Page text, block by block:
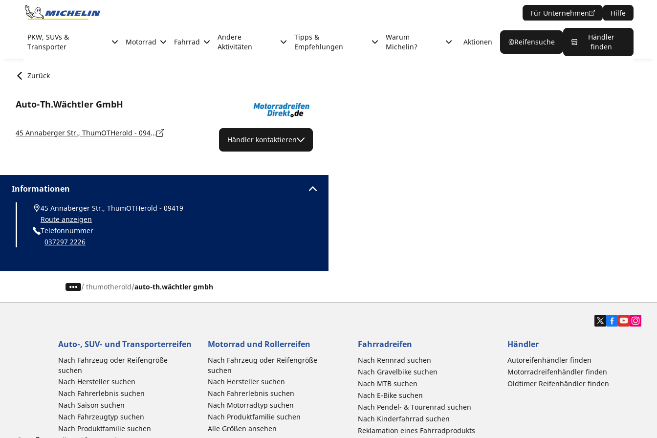
Go to page content
Für Unternehmen Hilfe
PKW, SUVs &
Transporter
Motorrad Fahrrad
Andere
Aktivitäten
Tipps &
Empfehlungen
Warum
Michelin?
Aktionen Reifensuche
Händler
finden
Zurück
Auto-Th.Wächtler GmbH
45 Annaberger Str., ThumOTHerold - 09419
Händler kontaktieren
Informationen
45 Annaberger Str., ThumOTHerold - 09419
Route anzeigen
Telefonnummer
037297 2226
/ thumotherold auto-th.wächtler gmbh
Auto-, SUV- und Transporterreifen
Nach Fahrzeug oder Reifengröße
suchen
Nach Hersteller suchen
Nach Fahrerlebnis suchen
Nach Saison suchen
Nach Fahrzeugtyp suchen
Nach Produktfamilie suchen
Motorrad und Rollerreifen
Nach Fahrzeug oder Reifengröße
suchen
Nach Hersteller suchen
Nach Fahrerlebnis suchen
Nach Motorradtyp suchen
Nach Produktfamilie suchen
Alle Größen ansehen
Fahrradreifen
Nach Rennrad suchen
Nach Gravelbike suchen
Nach MTB suchen
Nach E-Bike suchen
Nach Pendel- & Tourenrad suchen
Nach Kinderfahrrad suchen
Reklamation eines Fahrradprodukts
Händler
Autoreifenhändler finden
Motorradreifenhändler finden
Oldtimer Reifenhändler finden